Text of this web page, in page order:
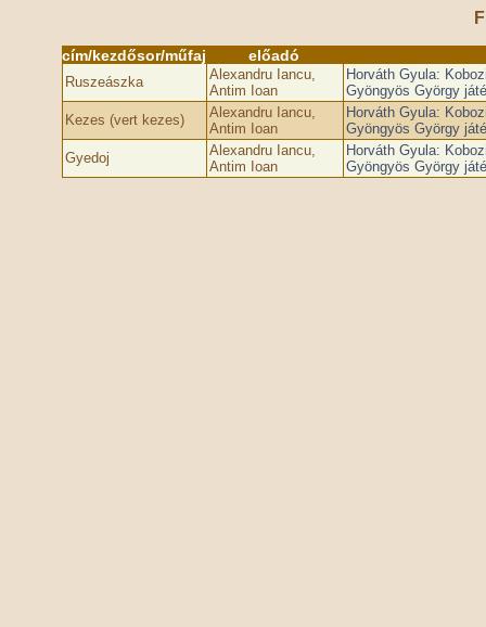
cím/kezdősor/műfaj előadó
Ruszeászka
Alexandru Iancu,
Antim Ioan
Horváth Gyula:
Gyöngyös György
Kezes (vert kezes)
Alexandru Iancu,
Antim Ioan
Horváth Gyula:
Gyöngyös György
Gyedoj
Alexandru Iancu,
Antim Ioan
Horváth Gyula:
Gyöngyös György